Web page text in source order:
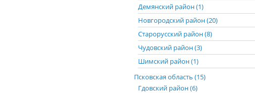
Демянский район (1)
Новгородский район (20)
Старорусский район (8)
Чудовский район (3)
Шимский район (1)
Псковская область (15)
Гдовский район (6)